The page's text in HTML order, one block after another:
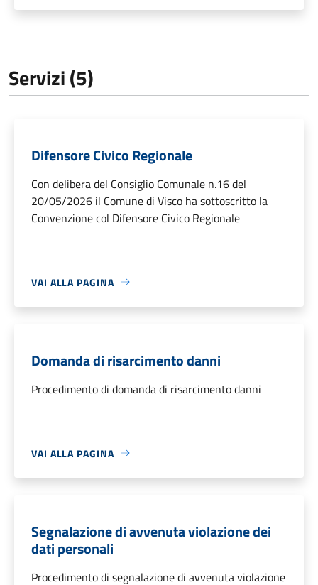
Servizi (5)
Difensore Civico Regionale
Con delibera del Consiglio Comunale n.16 del
20/05/2026 il Comune di Visco ha sottoscritto la
Convenzione col Difensore Civico Regionale
VAI ALLA PAGINA
Domanda di risarcimento danni
Procedimento di domanda di risarcimento danni
VAI ALLA PAGINA
Segnalazione di avvenuta violazione dei
dati personali
Procedimento di segnalazione di avvenuta violazione